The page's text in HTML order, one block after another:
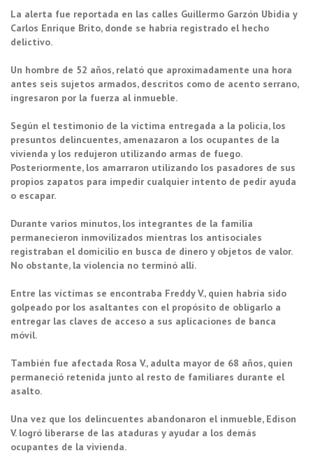
La alerta fue reportada en las calles Guillermo Garzón Ubidia y
Carlos Enrique Brito, donde se habría registrado el hecho
delictivo.
Un hombre de 52 años, relató que aproximadamente una hora
antes seis sujetos armados, descritos como de acento serrano,
ingresaron por la fuerza al inmueble.
Según el testimonio de la víctima entregada a la policía, los
presuntos delincuentes, amenazaron a los ocupantes de la
vivienda y los redujeron utilizando armas de fuego.
Posteriormente, los amarraron utilizando los pasadores de sus
propios zapatos para impedir cualquier intento de pedir ayuda
o escapar.
Durante varios minutos, los integrantes de la familia
permanecieron inmovilizados mientras los antisociales
registraban el domicilio en busca de dinero y objetos de valor.
No obstante, la violencia no terminó allí.
Entre las víctimas se encontraba Freddy V., quien habría sido
golpeado por los asaltantes con el propósito de obligarlo a
entregar las claves de acceso a sus aplicaciones de banca
móvil.
También fue afectada Rosa V., adulta mayor de 68 años, quien
permaneció retenida junto al resto de familiares durante el
asalto.
Una vez que los delincuentes abandonaron el inmueble, Edison
V. logró liberarse de las ataduras y ayudar a los demás
ocupantes de la vivienda.